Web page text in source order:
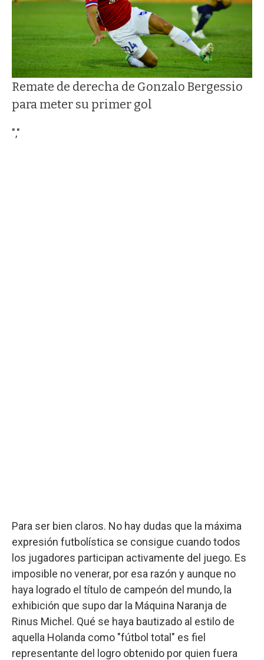
Remate de derecha de Gonzalo Bergessio
para meter su primer gol
","
Para ser bien claros. No hay dudas que la máxima
expresión futbolística se consigue cuando todos
los jugadores participan activamente del juego. Es
imposible no venerar, por esa razón y aunque no
haya logrado el título de campeón del mundo, la
exhibición que supo dar la Máquina Naranja de
Rinus Michel. Qué se haya bautizado al estilo de
aquella Holanda como "fútbol total" es fiel
representante del logro obtenido por quien fuera